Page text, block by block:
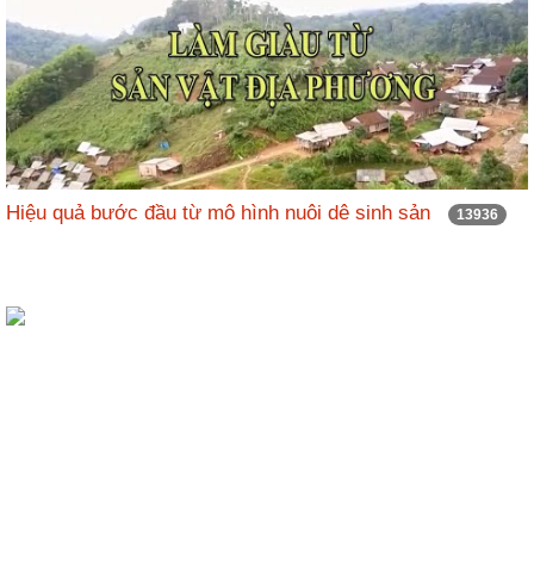
Hiệu quả bước đầu từ mô hình nuôi dê sinh sản 13936